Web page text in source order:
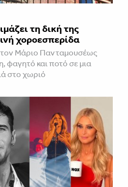
τη δική της
χοροεσπερίδα
Μάριο Πανταμουσέως
φαγητό και ποτό σε μια
στο χωριό